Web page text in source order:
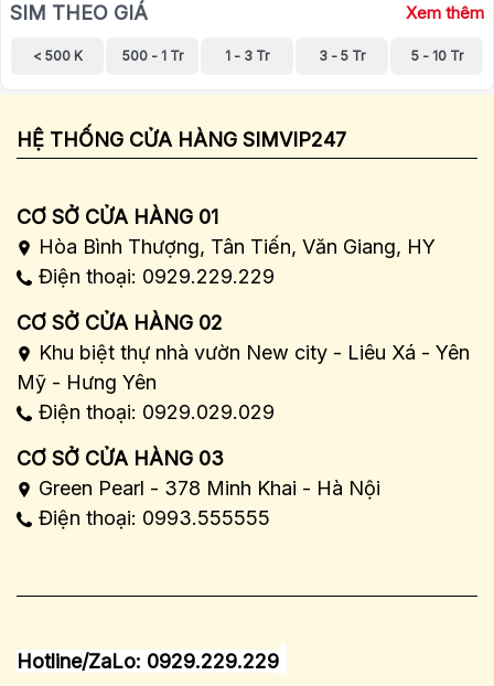
SIM THEO GIÁ Xem thêm
< 500 K 500 - 1 Tr 1 - 3 Tr 3 - 5 Tr 5 - 10 Tr
HỆ THỐNG CỬA HÀNG SIMVIP247
CƠ SỞ CỬA HÀNG 01
Hòa Bình Thượng, Tân Tiến, Văn Giang, HY
Điện thoại: 0929.229.229
CƠ SỞ CỬA HÀNG 02
Khu biệt thự nhà vườn New city - Liêu Xá - Yên
Mỹ - Hưng Yên
Điện thoại: 0929.029.029
CƠ SỞ CỬA HÀNG 03
Green Pearl - 378 Minh Khai - Hà Nội
Điện thoại: 0993.555555
Hotline/ZaLo: 0929.229.229